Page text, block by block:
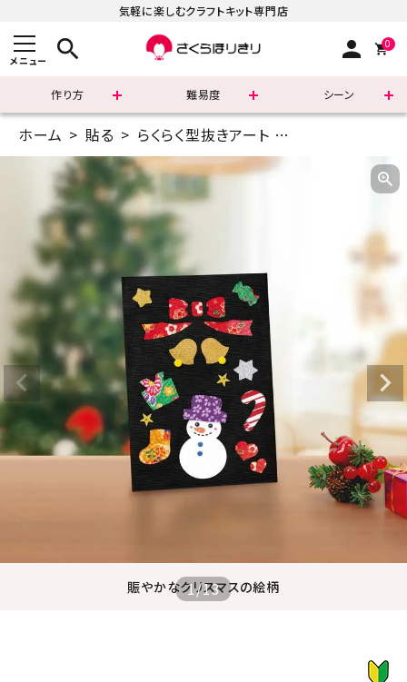
気軽に楽しむクラフトキット専門店
メニュー search person 0
作り方 難易度 シーン
まずはこちら
ショッピングガイド
よくあるご質問
すべての商品
新着商品
診断チャート
ジャンルで選ぶ
レビューを見る
介護施設関係の方へ
ホーム 貼る らくらく型抜きアート
賑やかなクリスマスの絵柄
1/13